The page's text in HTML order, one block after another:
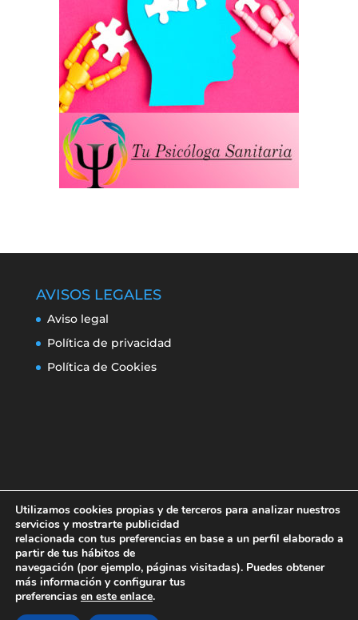
AVISOS LEGALES
Aviso legal
Política de privacidad
Política de Cookies
Aviso legal
Política de privacidad
Política de Cookies
Utilizamos cookies propias y de terceros para analizar nuestros
servicios y mostrarte publicidad
relacionada con tus preferencias en base a un perfil elaborado a
partir de tus hábitos de
navegación (por ejemplo, páginas visitadas). Puedes obtener
más información y configurar tus
preferencias en este enlace.